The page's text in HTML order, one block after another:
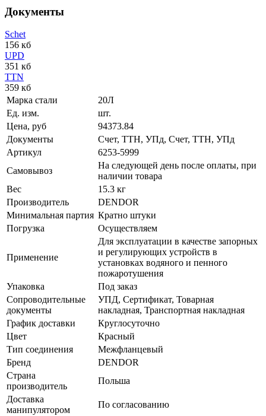
Документы
Schet
156 кб
UPD
351 кб
TTN
359 кб
Марка стали
20Л
Ед. изм.
шт.
Цена, руб
94373.84
Документы
Счет, ТТН, УПд, Счет, ТТН, УПд
Артикул
6253-5999
Самовывоз
На следующей день после оплаты, при
наличии товара
Вес
15.3 кг
Производитель
DENDOR
Минимальная партия Кратно штуки
Погрузка
Осуществляем
Применение
Для эксплуатации в качестве запорных
и регулирующих устройств в
установках водяного и пенного
пожаротушения
Упаковка
Под заказ
Сопроводительные
документы
УПД, Сертификат, Товарная
накладная, Транспортная накладная
График доставки
Круглосуточно
Цвет
Красный
Тип соединения
Межфланцевый
Бренд
DENDOR
Страна
производитель
Польша
Доставка
манипулятором
По согласованию